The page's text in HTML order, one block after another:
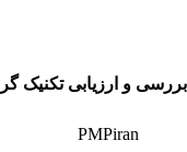
بررسی و ارزیابی تکنیک
PMPiran